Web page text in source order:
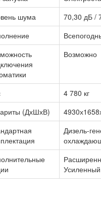
шума
70,30 дБ /
Возможно
4 780 кг
(ДхШхВ)
Дизель-